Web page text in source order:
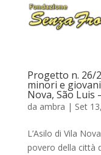
Progetto n. 26/
minori e
Nova, São Luis
da ambra | Set
L’Asilo di Vila
povero della città